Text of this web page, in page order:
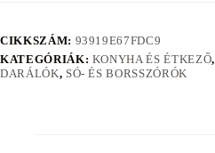
CIKKSZÁM: 93919E67FDC9
KATEGÓRIÁK: KONYHA ÉS ÉTKEZŐ,
DARÁLÓK, SÓ- ÉS BORSSZÓRÓK